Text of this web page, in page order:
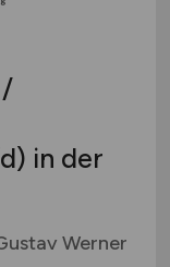
in der
Werner